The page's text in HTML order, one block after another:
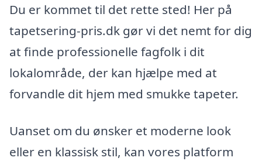
Du er kommet til det rette sted! Her på
tapetsering-pris.dk gør vi det nemt for dig
at finde professionelle fagfolk i dit
lokalområde, der kan hjælpe med at
forvandle dit hjem med smukke tapeter.
Uanset om du ønsker et moderne look
eller en klassisk stil, kan vores platform